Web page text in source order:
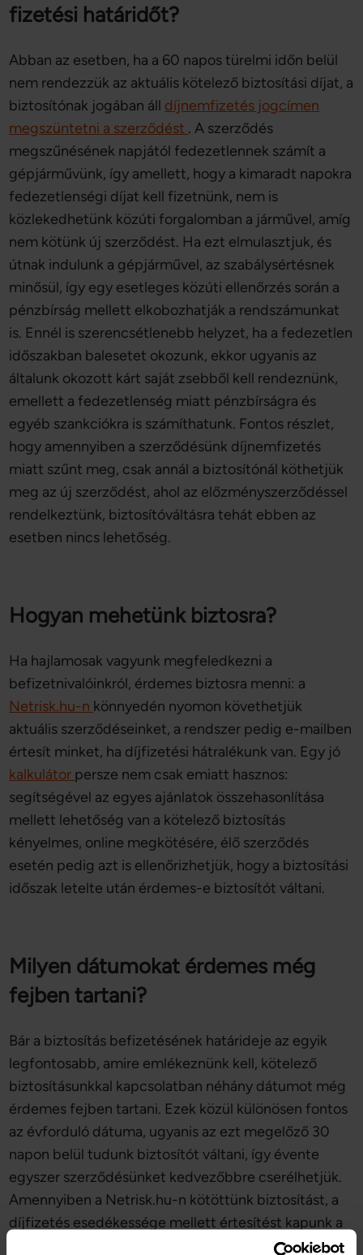
fizetési határidőt?
Abban az esetben, ha a 60 napos türelmi időn belül
nem rendezzük az aktuális kötelező biztosítási díjat, a
biztosítónak jogában áll díjnemfizetés jogcímen
megszüntetni a szerződést . A szerződés
megszűnésének napjától fedezetlennek számít a
gépjárművünk, így amellett, hogy a kimaradt napokra
fedezetlenségi díjat kell fizetnünk, nem is
közlekedhetünk közúti forgalomban a járművel, amíg
nem kötünk új szerződést. Ha ezt elmulasztjuk, és
útnak indulunk a gépjárművel, az szabálysértésnek
minősül, így egy esetleges közúti ellenőrzés során a
pénzbírság mellett elkobozhatják a rendszámunkat
is. Ennél is szerencsétlenebb helyzet, ha a fedezetlen
időszakban balesetet okozunk, ekkor ugyanis az
általunk okozott kárt saját zsebből kell rendeznünk,
emellett a fedezetlenség miatt pénzbírságra és
egyéb szankciókra is számíthatunk. Fontos részlet,
hogy amennyiben a szerződésünk díjnemfizetés
miatt szűnt meg, csak annál a biztosítónál köthetjük
meg az új szerződést, ahol az előzményszerződéssel
rendelkeztünk, biztosítóváltásra tehát ebben az
esetben nincs lehetőség.
Hogyan mehetünk biztosra?
Ha hajlamosak vagyunk megfeledkezni a
befizetnivalóinkról, érdemes biztosra menni: a
Netrisk.hu-n könnyedén nyomon követhetjük
aktuális szerződéseinket, a rendszer pedig e-mailben
értesít minket, ha díjfizetési hátralékunk van. Egy jó
kalkulátor persze nem csak emiatt hasznos:
segítségével az egyes ajánlatok összehasonlítása
mellett lehetőség van a kötelező biztosítás
kényelmes, online megkötésére, élő szerződés
esetén pedig azt is ellenőrizhetjük, hogy a biztosítási
időszak letelte után érdemes-e biztosítót váltani.
Milyen dátumokat érdemes még
fejben tartani?
Bár a biztosítás befizetésének határideje az egyik
legfontosabb, amire emlékeznünk kell, kötelező
biztosításunkkal kapcsolatban néhány dátumot még
érdemes fejben tartani. Ezek közül különösen fontos
az évforduló dátuma, ugyanis az ezt megelőző 30
napon belül tudunk biztosítót váltani, így évente
egyszer szerződésünket kedvezőbbre cserélhetjük.
Amennyiben a Netrisk.hu-n kötöttünk biztosítást, a
díjfizetés esedékessége mellett értesítést kapunk a
közelgő évfordulóról is, így minden évben tudni